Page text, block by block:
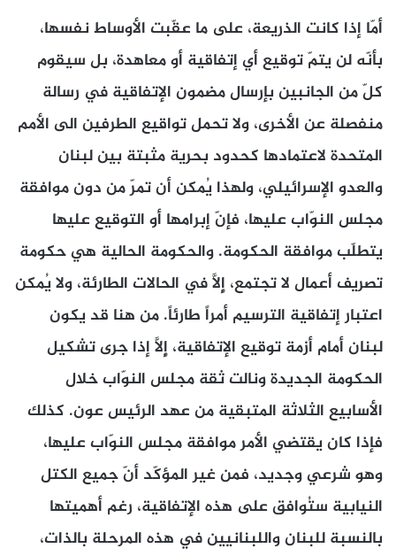
أمّا إذا كانت الذريعة، على ما عقّبت الأوساط نفسها،
بأنّه لن يتمّ توقيع أي إتفاقية أو معاهدة، بل سيقوم
كلّ من الجانبين بإرسال مضمون الإتفاقية في رسالة
منفصلة عن الأخرى، ولا تحمل تواقيع الطرفين الى الأمم
المتحدة لاعتمادها كحدود بحرية مثبتة بين لبنان
والعدو الإسرائيلي، ولهذا يُمكن أن تمرّ من دون موافقة
مجلس النوّاب عليها، فإنّ إبرامها أو التوقيع عليها
يتطلّب موافقة الحكومة. والحكومة الحالية هي حكومة
تصريف أعمال لا تجتمع، إِلَّا في الحالات الطارئة، ولا يُمكن
اعتبار إتفاقية الترسيم أمراً طارئاً. من هنا قد يكون
لبنان أمام أزمة توقيع الإتفاقية، إِلَّا إذا جرى تشكيل
الحكومة الجديدة ونالت ثقة مجلس النوّاب خلال
الأسابيع الثلاثة المتبقية من عهد الرئيس عون. كذلك
فإذا كان يقتضي الأمر موافقة مجلس النوّاب عليها،
وهو شرعي وجديد، فمن غير المؤكّد أنّ جميع الكتل
النيابية ستُوافق على هذه الإتفاقية، رغم أهميتها
بالنسبة للبنان واللبنانيين في هذه المرحلة بالذات،